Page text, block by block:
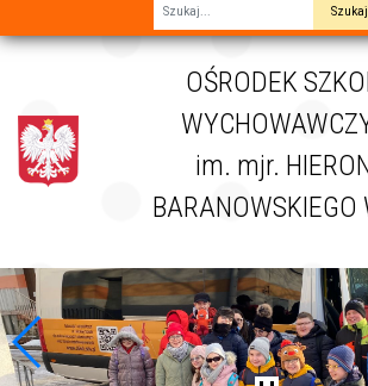
OŚRODEK
im. mjr.
BARANOWSKIEGO